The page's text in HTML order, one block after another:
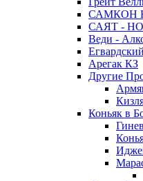
САМКОН
САЯТ -
Веди -
Арегак КЗ
Другие
Коньяк в